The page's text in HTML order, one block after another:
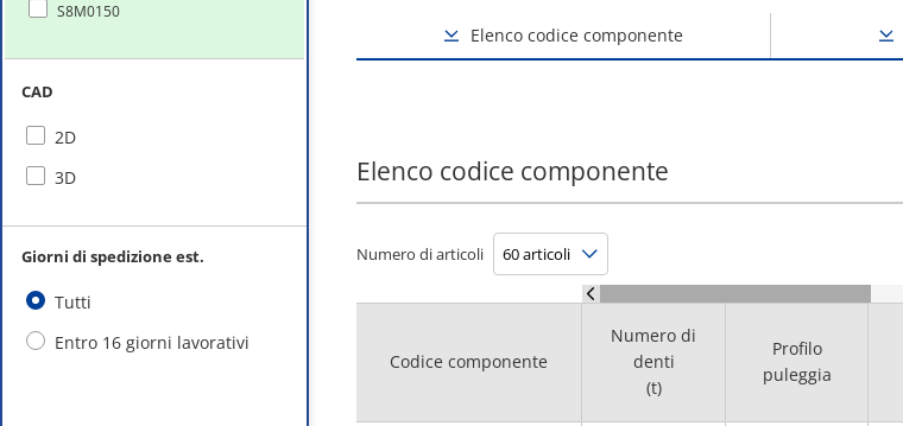
S8M0150
CAD
2D
3D
Giorni di spedizione est.
Tutti
Entro 16 giorni lavorativi
Elenco codice componente
Elenco codice componente
Numero di articoli
Codice componente
Numero di
denti
(t)
Profilo
puleggia